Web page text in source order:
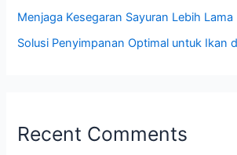
Menjaga Kesegaran Sayuran Lebih Lama
Solusi Penyimpanan Optimal untuk Ikan
Recent Comments